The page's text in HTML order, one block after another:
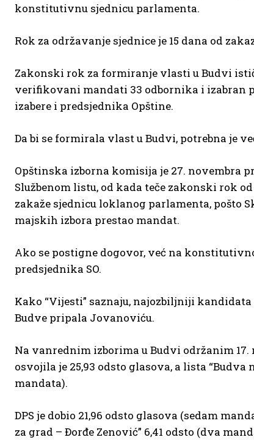
konstitutivnu sjednicu parlamenta.
Rok za održavanje sjednice je 15 dana od
Zakonski rok za formiranje vlasti u Budvi
verifikovani mandati 33 odbornika i izabran
izabere i predsjednika Opštine.
Da bi se formirala vlast u Budvi, potrebna je
Opštinska izborna komisija je 27. novembra
Službenom listu, od kada teče zakonski rok
zakaže sjednicu loklanog parlamenta, pošto
majskih izbora prestao mandat.
Ako se postigne dogovor, već na
predsjednika SO.
Kako “Vijesti” saznaju, najozbiljniji
Budve pripala Jovanoviću.
Na vanrednim izborima u Budvi održanim
osvojila je 25,93 odsto glasova, a lista
mandata).
DPS je dobio 21,96 odsto glasova (sedam
za grad – Đorđe Zenović” 6,41 odsto (dva